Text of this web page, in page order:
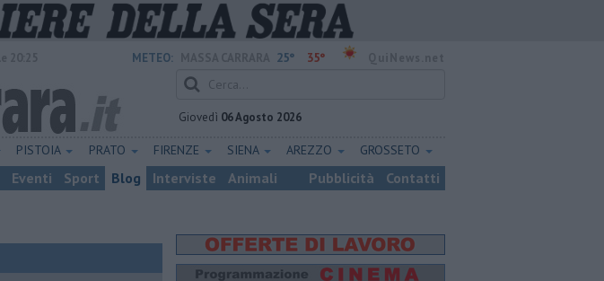
METEO: 25° 35°
Giovedì 06 Agosto 2026
PISTOIA PRATO FIRENZE SIENA AREZZO GROSSETO
Eventi Sport Blog Interviste Animali Pubblicità Contatti